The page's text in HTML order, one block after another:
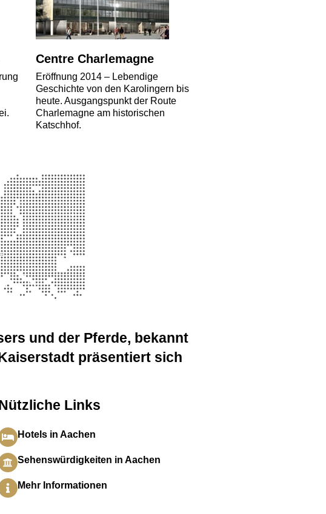
Centre Charlemagne
Eröffnung 2014 – Lebendige
Geschichte von den Karolingern bis
heute. Ausgangspunkt der Route
Charlemagne am historischen
Katschhof.
und der Pferde, bekannt
präsentiert sich
Links
Hotels in Aachen
Sehenswürdigkeiten in Aachen
Mehr Informationen